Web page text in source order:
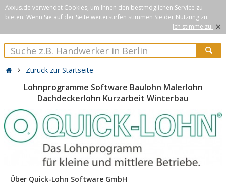
Axxus.de verwendet Cookies, um Ihnen den bestmöglichen Service zu
bieten. Wenn Sie auf der Seite weitersurfen stimmen Sie der Nutzung zu.
Ich stimme zu. ×
Zurück zur Startseite
Lohnprogramme Software Baulohn Malerlohn
Dachdeckerlohn Kurzarbeit Winterbau
Über Quick-Lohn Software GmbH